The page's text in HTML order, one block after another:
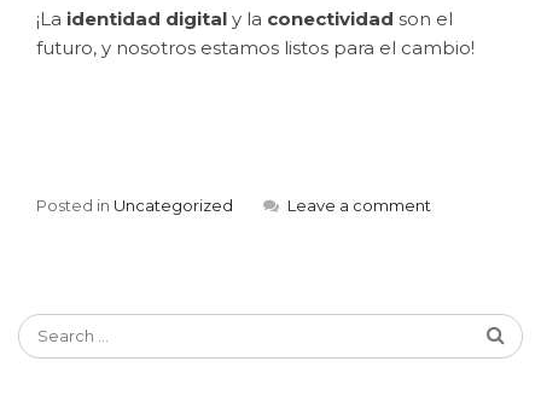
¡La identidad digital y la conectividad son el
futuro, y nosotros estamos listos para el cambio!
Posted in Uncategorized Leave a comment